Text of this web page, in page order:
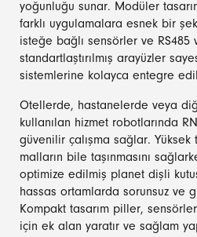
yoğunluğu sunar. Modüler
farklı uygulamalara esnek bir
isteğe bağlı sensörler ve RS485
standartlaştırılmış arayüzler
sistemlerine kolayca entegre
Otellerde, hastanelerde veya
kullanılan hizmet robotlarında
güvenilir çalışma sağlar. Yüksek
malların bile taşınmasını
optimize edilmiş planet dişli
hassas ortamlarda sorunsuz ve
Kompakt tasarım piller,
için ek alan yaratır ve sağlam